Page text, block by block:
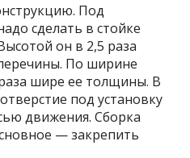
Под
сделать в стойке
он в 2,5 раза
По ширине
шире ее толщины. В
под установку
движения. Сборка
— закрепить